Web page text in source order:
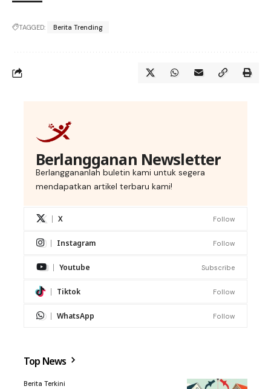
TAGGED: Berita Trending
Berlangganan Newsletter
Berlanggananlah buletin kami untuk segera
mendapatkan artikel terbaru kami!
X Follow
Instagram Follow
Youtube Subscribe
Tiktok Follow
WhatsApp Follow
Top News
Berita Terkini